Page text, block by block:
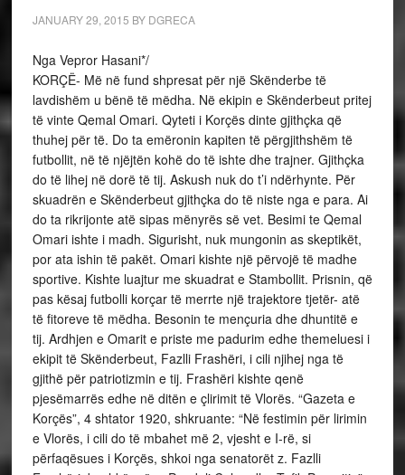
JANUARY 29, 2015 BY DGRECA
Nga Vepror Hasani*/
KORÇË- Më në fund shpresat për një Skënderbe të
lavdishëm u bënë të mëdha. Në ekipin e Skënderbeut pritej
të vinte Qemal Omari. Qyteti i Korçës dinte gjithçka që
thuhej për të. Do ta emëronin kapiten të përgjithshëm të
futbollit, në të njëjtën kohë do të ishte dhe trajner. Gjithçka
do të lihej në dorë të tij. Askush nuk do t’i ndërhynte. Për
skuadrën e Skënderbeut gjithçka do të niste nga e para. Ai
do ta rikrijonte atë sipas mënyrës së vet. Besimi te Qemal
Omari ishte i madh. Sigurisht, nuk mungonin as skeptikët,
por ata ishin të pakët. Omari kishte një përvojë të madhe
sportive. Kishte luajtur me skuadrat e Stambollit. Prisnin, që
pas kësaj futbolli korçar të merrte një trajektore tjetër- atë
të fitoreve të mëdha. Besonin te mençuria dhe dhuntitë e
tij. Ardhjen e Omarit e priste me padurim edhe themeluesi i
ekipit të Skënderbeut, Fazlli Frashëri, i cili njihej nga të
gjithë për patriotizmin e tij. Frashëri kishte qenë
pjesëmarrës edhe në ditën e çlirimit të Vlorës. “Gazeta e
Korçës”, 4 shtator 1920, shkruante: “Në festimin për lirimin
e Vlorës, i cili do të mbahet më 2, vjesht e I-rë, si
përfaqësues i Korçës, shkoi nga senatorët z. Fazlli